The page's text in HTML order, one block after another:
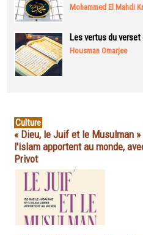
Mohammed El Mahdi
Les vertus du
Housman Omarjee
Culture
« Dieu, le Juif et le Musulman
l'islam apportent au monde,
Privot